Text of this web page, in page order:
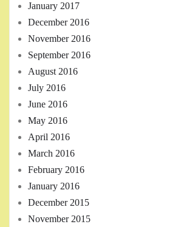
January 2017
December 2016
November 2016
September 2016
August 2016
July 2016
June 2016
May 2016
April 2016
March 2016
February 2016
January 2016
December 2015
November 2015